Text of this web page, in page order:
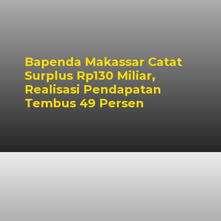
Bapenda Makassar Catat
Surplus Rp130 Miliar,
Realisasi Pendapatan
Tembus 49 Persen